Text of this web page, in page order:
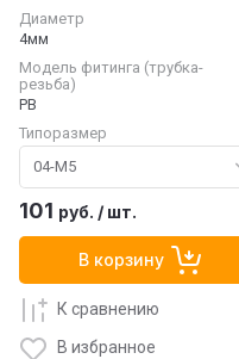
Диаметр
4мм
Модель фитинга (трубка-
резьба)
PB
Типоразмер
101 руб. / шт.
В корзину
К сравнению
В избранное